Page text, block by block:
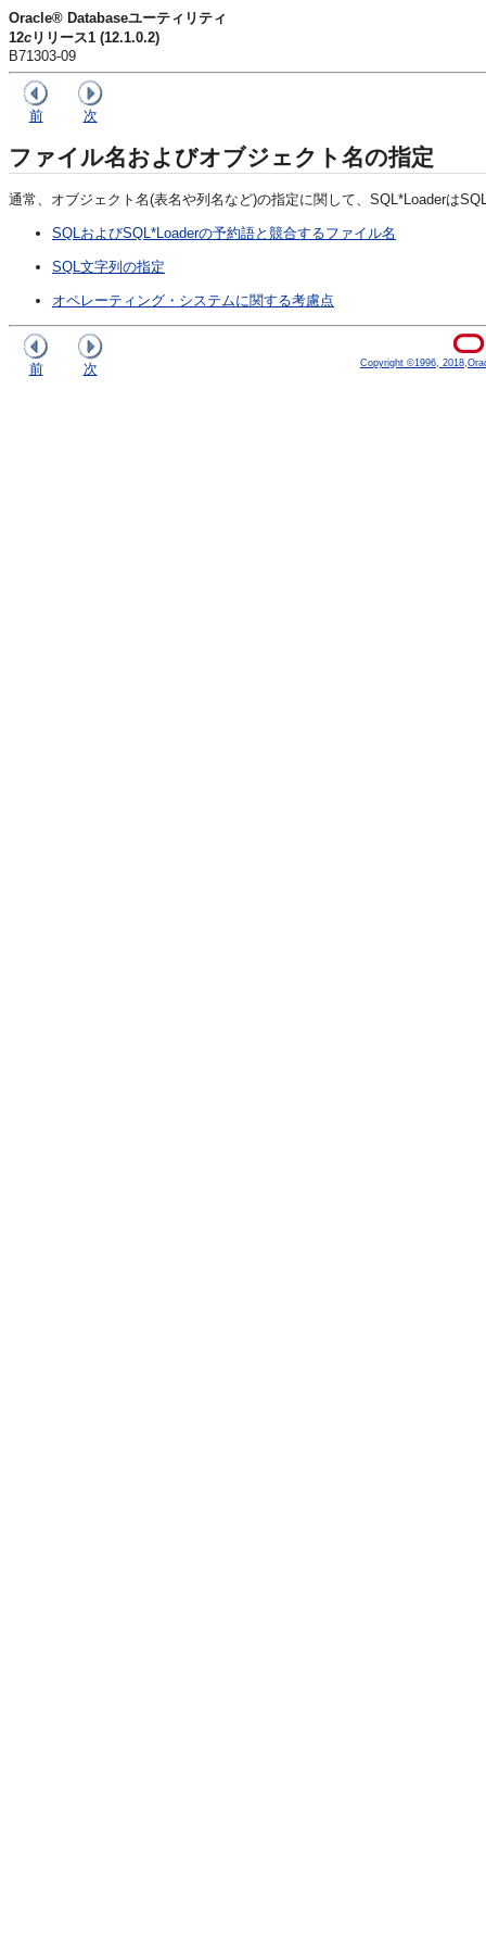
Oracle® Databaseユーティリティ
12c リリース1 (12.1.0.2)
B71303-09
前 次
ファイル名およびオブジェクト名の指定
通常、 オブジェクト名(表名や列名など)の指定に関して、SQL*Loaderは
SQLおよびSQL*Loaderの予約語と競合するファイル名
SQL文字列の指定
オペレーティング・システムに関する考慮点
前 次 Copyright ©1996,